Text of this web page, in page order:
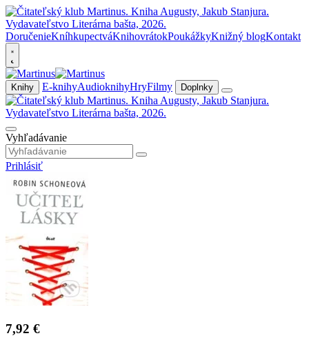
DoručenieKníhkupectváKnihovrátokPoukážkyKnižný blogKontakt
Knihy E-knihyAudioknihyHryFilmy Doplnky
Vyhľadávanie
Prihlásiť
7,92 €